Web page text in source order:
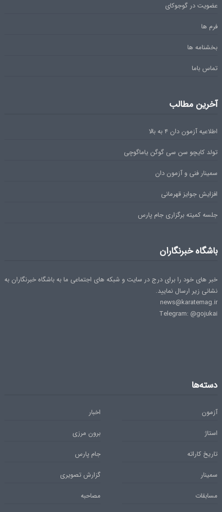
عضویت در گوجوکای
فرم ها
بخشنامه ها
تماس باما
آخرین مطالب
اطلاعیه آزمون دان ۴ به بالا
تولد کایچو سن سی گوگن یاماگوچی
سمینار فنی و آزمون دان
افزایش جوایز قهرمانی
جلسه کمیته برگزاری جام پارس
باشگاه خبرنگاران
خبر های خود را برای درج در سایت و شبکه های اجتماعی ما به باشگاه خبرنگاران به
نشانی زیر ارسال نمایید.
news@karatemag.ir
Telegram: @gojukai
دسته‌ها
آزمون
اخبار
استاژ
برون مرزی
تاریخ کاراته
جام پارس
سمینار
گزارش تصویری
مسابقات
مصاحبه